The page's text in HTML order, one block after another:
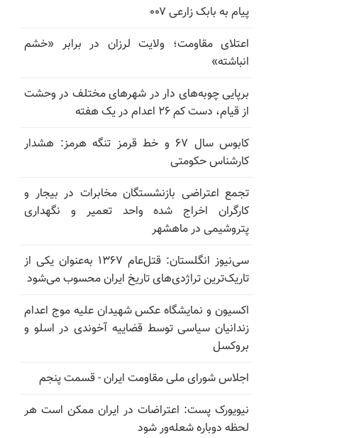
پیام به بابک زارعی ۰۰۷
اعتلای مقاومت؛ ولایت لرزان در برابر «خشم
انباشته»
برپایی چوبه‌های دار در شهرهای مختلف در وحشت
از قیام، دست کم ۲۶ اعدام در یک هفته
کابوس سال ۶۷ و خط قرمز تنگه هرمز: هشدار
کارشناس حکومتی
تجمع اعتراضی بازنشستگان مخابرات در بیجار و
کارگران اخراج شده واحد تعمیر و نگهداری
پتروشیمی در ماهشهر
سی‌نیوز انگلستان: قتل‌عام ۱۳۶۷ به‌عنوان یکی از
تاریک‌ترین تراژدی‌های تاریخ ایران محسوب می‌شود
اکسیون و نمایشگاه عکس شهیدان علیه موج اعدام
زندانیان سیاسی توسط قضاییه آخوندی در اسلو و
بروکسل
اجلاس شورای ملی مقاومت ایران - قسمت پنجم
نیویورک پست: اعتراضات در ایران ممکن است هر
لحظه دوباره شعله‌ور شود